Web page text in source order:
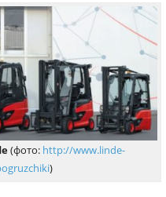
(фото: http://www.linde-
)